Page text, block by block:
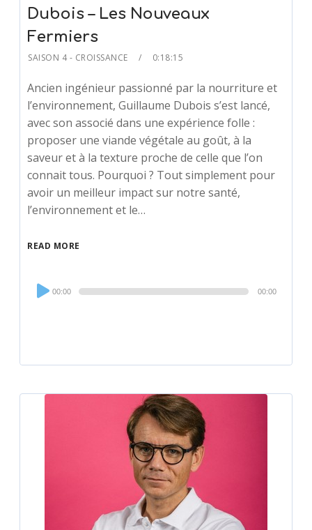
Dubois – Les Nouveaux
Fermiers
SAISON 4 - CROISSANCE 0:18:15
Ancien ingénieur passionné par la nourriture et
l’environnement, Guillaume Dubois s’est lancé,
avec son associé dans une expérience folle :
proposer une viande végétale au goût, à la
saveur et à la texture proche de celle que l’on
connait tous. Pourquoi ? Tout simplement pour
avoir un meilleur impact sur notre santé,
l’environnement et le…
READ MORE
Audio
Player
00:00 00:00